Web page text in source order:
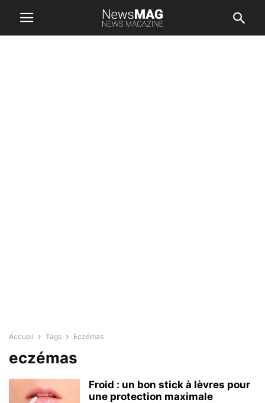
Accueil Tags Eczémas
eczémas
Froid : un bon stick à lèvres pour
une protection maximale